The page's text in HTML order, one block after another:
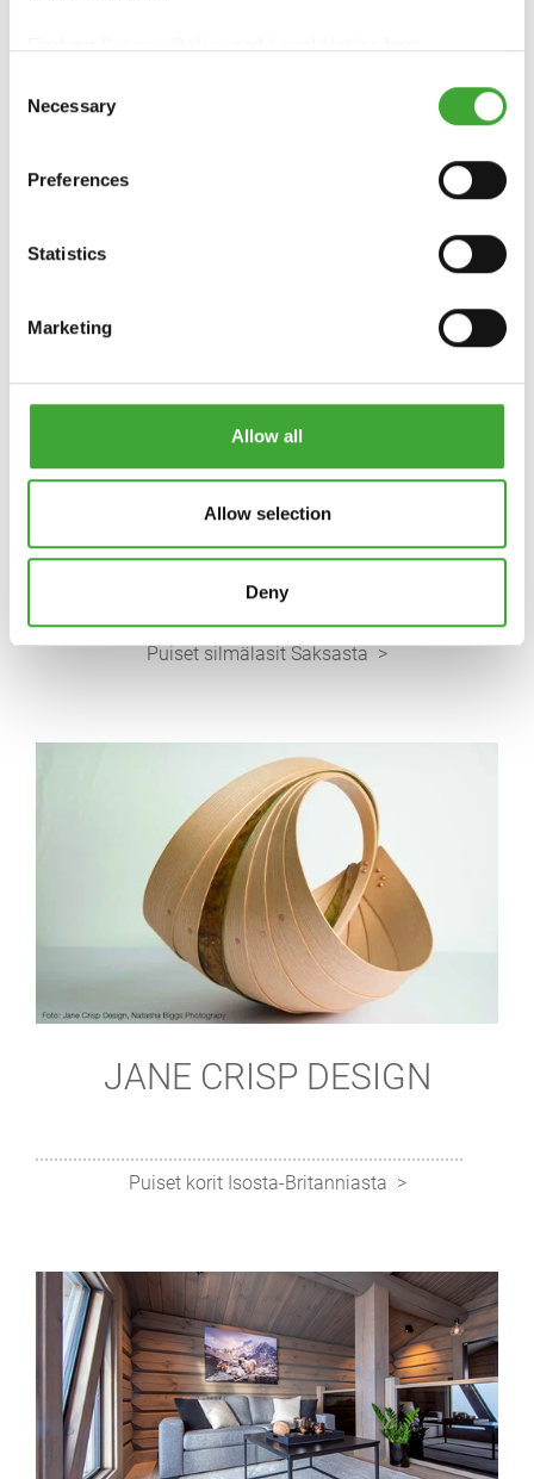
Selection
Necessary
Preferences
Statistics
Marketing
Allow all
Allow selection
Deny
HUONEKALUT
Lasten huonekalut Isosta-Britanniasta
STADTHOLZ
Puiset silmälasit Saksasta
JANE CRISP DESIGN
Puiset korit Isosta-Britanniasta